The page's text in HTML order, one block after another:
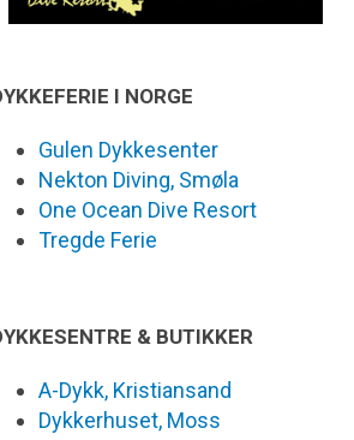
I NORGE
Gulen Dykkesenter
Nekton Diving, Smøla
One Ocean Dive Resort
Tregde Ferie
& BUTIKKER
A-Dykk, Kristiansand
Dykkerhuset, Moss